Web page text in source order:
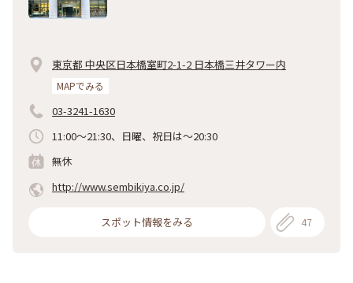
東京都 中央区日本橋室町2-1-2 日本橋三井タワー内
MAPでみる
03-3241-1630
11:00～21:30、日曜、祝日は～20:30
無休
http://www.sembikiya.co.jp/
スポット情報をみる 47